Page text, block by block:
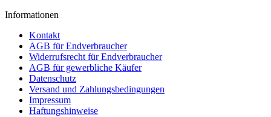
Informationen
Kontakt
AGB für Endverbraucher
Widerrufsrecht für Endverbraucher
AGB für gewerbliche Käufer
Datenschutz
Versand und Zahlungsbedingungen
Impressum
Haftungshinweise